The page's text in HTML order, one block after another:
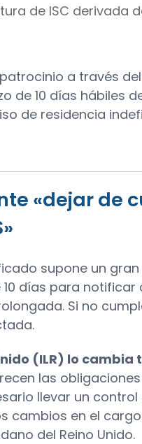
de ISC derivada
a través del
de 10 días hábiles
de residencia
«dejar de
supone un
días para
Si no
(ILR) lo cambia
las
llevar un
cambios en el
del Reino Unido.